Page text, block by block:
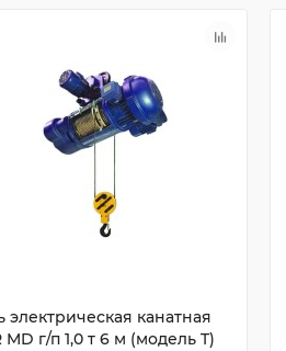
электрическая канатная
MD г/п 1,0 т 6 м (модель T)